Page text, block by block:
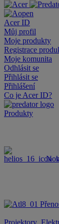
Acer ID
Můj profil
Moje produkty
Registrace
Moje komunita
Odhlásit se
Přihlásit se
Přihlášení
Co je Acer ID?
Produkty
Projektory